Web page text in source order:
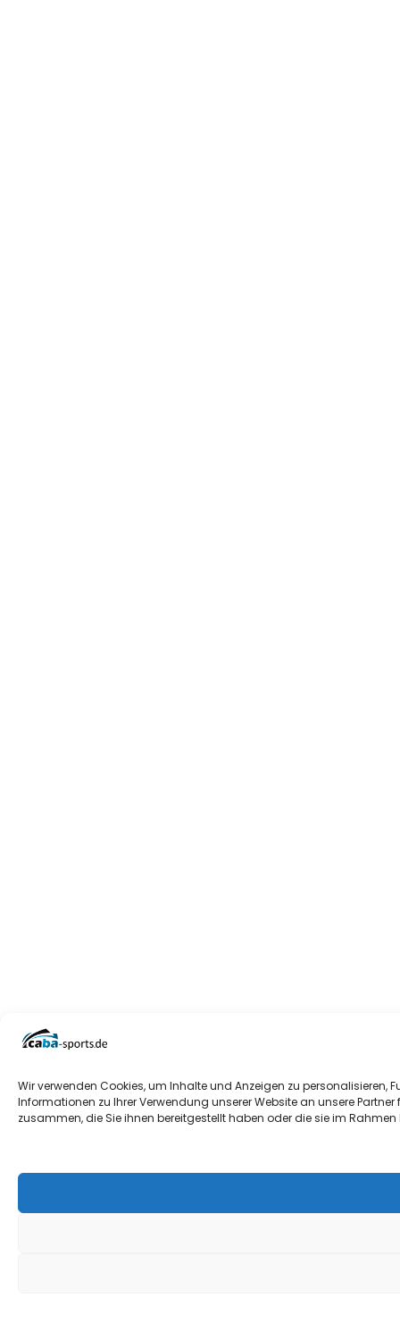
Wir verwenden Cookies, um Inhalte und Anzeigen zu
Informationen zu Ihrer Verwendung unserer Website an unsere
zusammen, die Sie ihnen bereitgestellt haben oder die sie im